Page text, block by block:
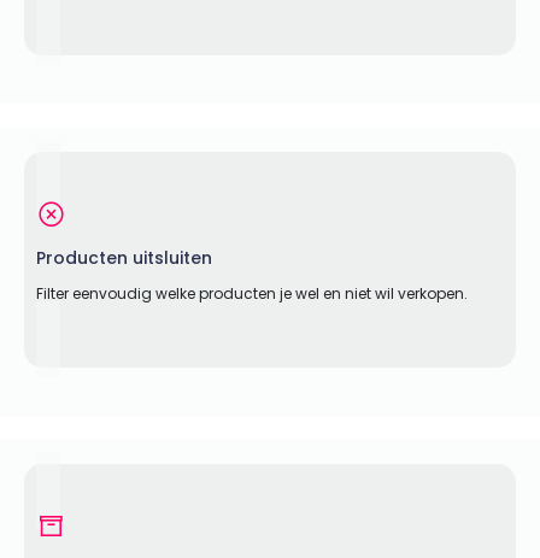
Producten uitsluiten
Filter eenvoudig welke producten je wel en niet wil verkopen.